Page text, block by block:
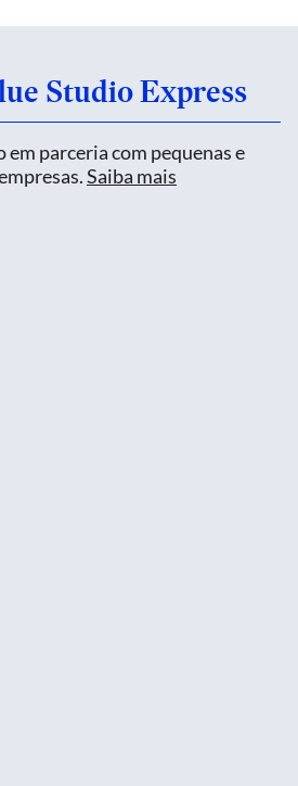
Studio Express
parceria com pequenas e
Saiba mais